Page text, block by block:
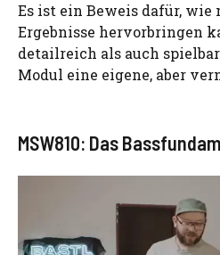
Es ist ein Beweis dafür,
Ergebnisse hervorbringen
detailreich als auch
Modul eine eigene, aber
MSW810: Das